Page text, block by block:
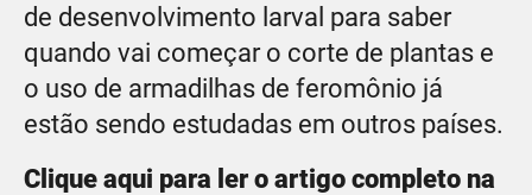
de desenvolvimento larval para saber
quando vai começar o corte de plantas e
o uso de armadilhas de feromônio já
estão sendo estudadas em outros países.
Clique aqui para ler o artigo completo na